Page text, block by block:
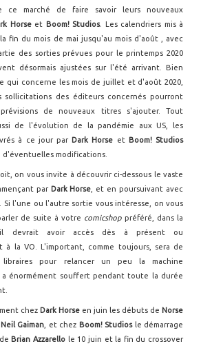
ce marché de faire savoir leurs nouveaux
Horse et Boom! Studios. Les calendriers mis à
fin du mois de mai jusqu'au mois d'août , avec
des sorties prévues pour le printemps 2020
désormais ajustées sur l'été arrivant. Bien
qui concerne les mois de juillet et d'août 2020,
sollicitations des éditeurs concernés pourront
de nouveaux titres s'ajouter. Tout
de l'évolution de la pandémie aux US, les
à ce jour par Dark Horse et Boom! Studios
modifications.
on vous invite à découvrir ci-dessous le vaste
par Dark Horse , et en poursuivant avec
. Si l'une ou l'autre sortie vous intéresse, on vous
de suite à votre comicshop préféré, dans la
devrait avoir accès dès à présent ou
à la VO. L'important, comme toujours, sera de
libraires pour relancer un peu la machine
énormément souffert pendant toute la durée
chez Dark Horse en juin les débuts de Norse
Neil Gaiman , et chez Boom! Studios le démarrage
de Brian Azzarello le 10 juin et la fin du crossover